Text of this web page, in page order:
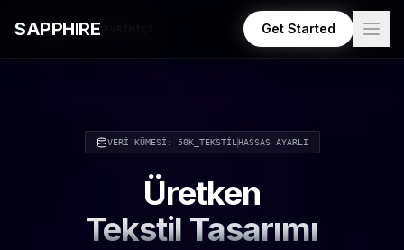
SAPPHIRE Get Started
GPU KÜMESİ: ÇEVRİMİÇİ ÜRETİCİYİ BAŞLAT
VERİ KÜMESİ: 50K_TEKSTİL HASSAS AYARLI
Üretken
Tekstil Tasarımı